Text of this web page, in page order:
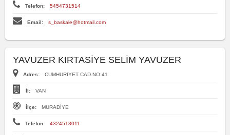
Telefon: 5454731514
Email: s_baskale@hotmail.com
YAVUZER KIRTASİYE SELİM YAVUZER
Adres: CUMHURIYET CAD.NO:41
İl: VAN
İlçe: MURADİYE
Telefon: 4324513011